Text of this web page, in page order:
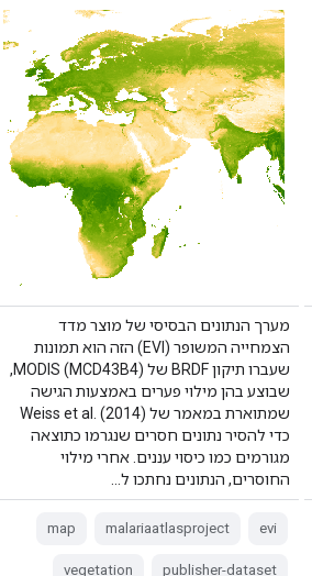
מערך הנתונים הבסיסי של מוצר מדד
הצמחייה המשופר (EVI) הזה הוא תמונות
שעברו תיקון BRDF של MODIS (MCD43B4),
שבוצע בהן מילוי פערים באמצעות הגישה
שמתוארת במאמר של Weiss et al. (2014)
כדי להסיר נתונים חסרים שנגרמו כתוצאה
מגורמים כמו כיסוי עננים. אחרי מילוי
החוסרים, הנתונים נחתכו ל…
evi
malariaatlasproject
map
publisher-dataset
vegetation